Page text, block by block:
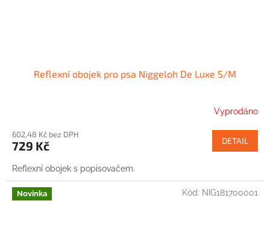
Reflexní obojek pro psa Niggeloh De Luxe S/M
Vyprodáno
602,48 Kč bez DPH
729 Kč DETAIL
Reflexní obojek s popisovačem.
Novinka Kód: NIG181700001